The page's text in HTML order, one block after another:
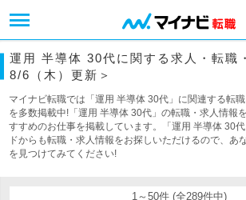
運用 半導体 30代に関する求人・転職
8/6（木）更新＞
マイナビ転職では「運用 半導体 30代」に関連する転
を多数掲載中!「運用 半導体 30代」の転職・求人情報
すすめのお仕事を掲載しています。「運用 半導体 30
ドからも転職・求人情報をお探しいただけるので、あ
を見つけてみてください!
1～50件 (全289件中)